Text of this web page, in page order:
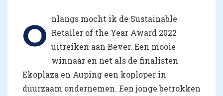
O nlangs mocht ik de Sustainable
Retailer of the Year Award 2022
uitreiken aan Bever. Een mooie
winnaar en net als de finalisten
Ekoplaza en Auping een koploper in
duurzaam ondernemen. Een jonge betrokken